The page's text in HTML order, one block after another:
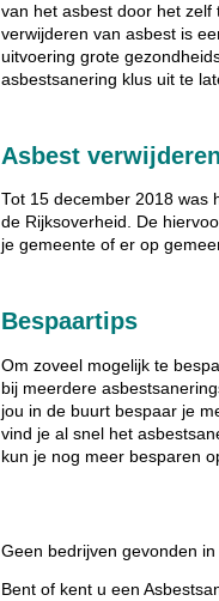
van het asbest door het
verwijderen van asbest is
uitvoering grote
asbestsanering klus uit te
Asbest
Tot 15 december 2018 was
de Rijksoverheid. De
je gemeente of er op
Bespaartips
Om zoveel mogelijk te
bij meerdere
jou in de buurt bespaar je
vind je al snel het
kun je nog meer besparen
Geen bedrijven gevonden
Bent of kent u een